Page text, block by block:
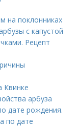
на поклонниках
с капустой
Рецепт
Квинке
арбуза
дате рождения.
по дате